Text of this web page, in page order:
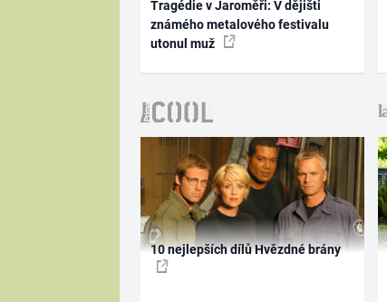
Tragédie v Jaroměři: V dějišti
známého metalového festivalu
utonul muž
10 nejlepších dílů Hvězdné brány